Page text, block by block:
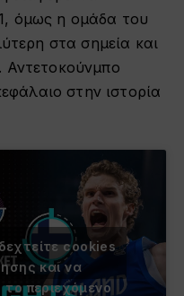
όμως η ομάδα του
στα σημεία και
Αντετοκούνμπο
στην ιστορία
cookies
και να
περιεχόμενο